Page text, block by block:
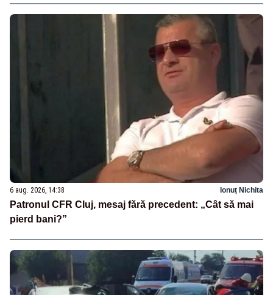
6 aug. 2026, 14:38 Ionuț Nichita
Patronul CFR Cluj, mesaj fără precedent: „Cât să mai
pierd bani?”